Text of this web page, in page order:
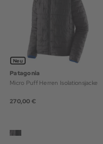
Neu
Patagonia
Micro Puff Herren Isolationsjacke
270,00 €